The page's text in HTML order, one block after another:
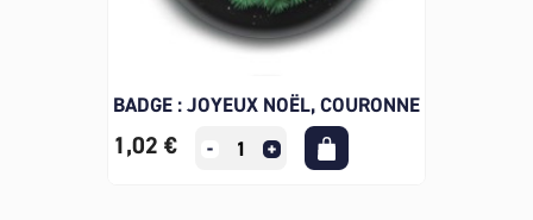
BADGE : JOYEUX NOËL, COURONNE
1,02 €